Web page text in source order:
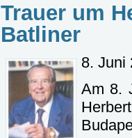
Trauer um
Batliner
8. Juni
Am 8.